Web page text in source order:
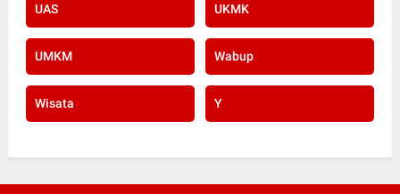
UAS UKMK
UMKM Wabup
Wisata Y